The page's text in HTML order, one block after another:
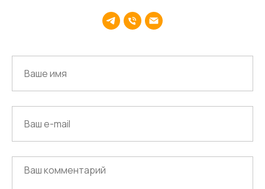
О нас
Отзывы
Контакты
Цифровые кадровые
Кадровый учет
налоговый учет